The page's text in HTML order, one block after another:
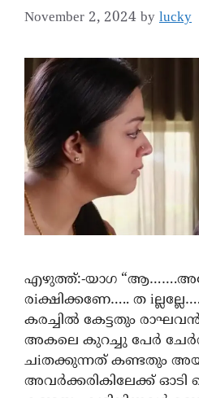
November 2, 2024 by lucky
എഴുത്ത്:-യാഗ
രiക്ഷിക്കണേ….. ത
കരച്ചിൽ കേട്ടതും
അകലെ കുറച്ചു പേർ
ചiതക്കുന്നത് കണ്ടതും
അവർക്കരികിലേക്ക്